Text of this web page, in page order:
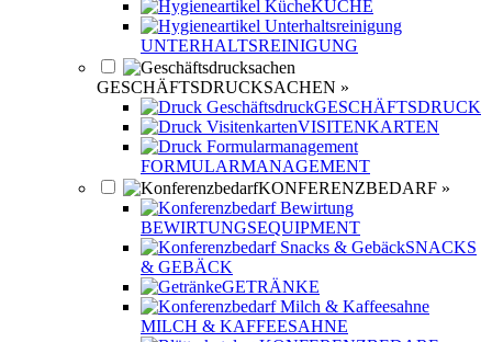
KÜCHE
UNTERHALTSREINIGUNG
GESCHÄFTSDRUCKSACHEN »
GESCHÄFTSDRUCK
VISITENKARTEN
FORMULARMANAGEMENT
KONFERENZBEDARF »
BEWIRTUNGSEQUIPMENT
SNACKS
& GEBÄCK
GETRÄNKE
MILCH & KAFFEESAHNE